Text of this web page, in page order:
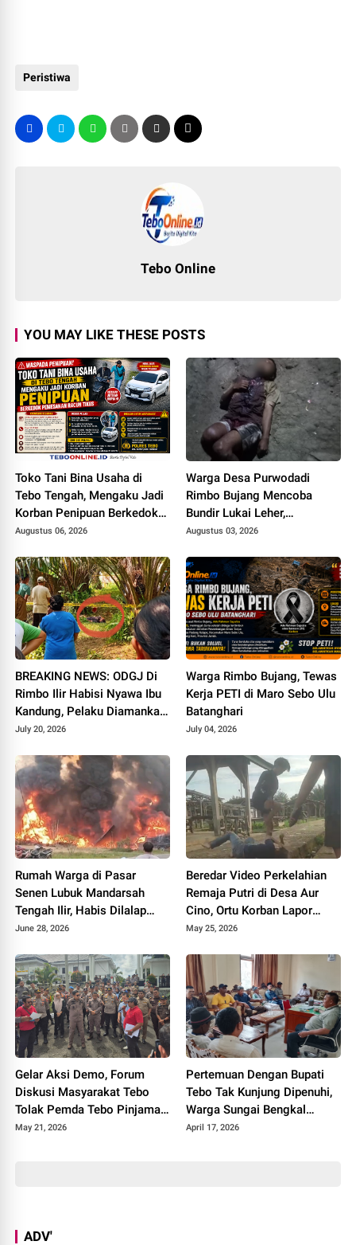
Peristiwa
Tebo Online
YOU MAY LIKE THESE POSTS
Toko Tani Bina Usaha di
Tebo Tengah, Mengaku Jadi
Korban Penipuan Berkedok
Pemesanan Racun Tikus
Augustus 06, 2026
Warga Desa Purwodadi
Rimbo Bujang Mencoba
Bundir Lukai Leher,
Sebelumnya Pernah Potong
Augustus 03, 2026
BREAKING NEWS: ODGJ Di
Rimbo Ilir Habisi Nyawa Ibu
Kandung, Pelaku Diamankan
di Mapolsek
July 20, 2026
Warga Rimbo Bujang, Tewas
Kerja PETI di Maro Sebo Ulu
Batanghari
July 04, 2026
Rumah Warga di Pasar
Senen Lubuk Mandarsah
Tengah Ilir, Habis Dilalap
Sijago Merah
June 28, 2026
Beredar Video Perkelahian
Remaja Putri di Desa Aur
Cino, Ortu Korban Lapor
Polisi
May 25, 2026
Gelar Aksi Demo, Forum
Diskusi Masyarakat Tebo
Tolak Pemda Tebo Pinjaman
PT SMI
May 21, 2026
Pertemuan Dengan Bupati
Tebo Tak Kunjung Dipenuhi,
Warga Sungai Bengkal
Geruduk Kantor Camat Tebo
April 17, 2026
ADV'